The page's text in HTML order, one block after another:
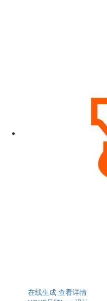
在线生成 查看详情